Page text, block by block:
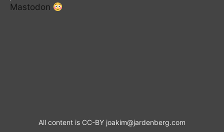
Mastodon
All content is CC-BY joakim@jardenberg.com